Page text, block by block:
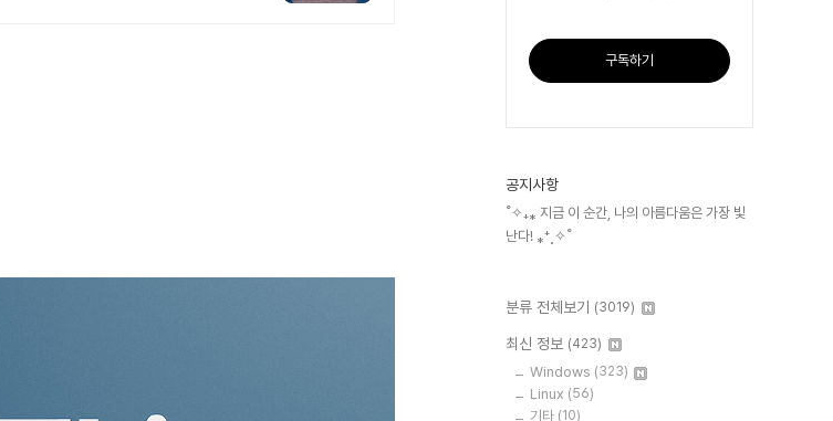
구독하기
공지사항
˚✧₊⁎ 지금 이 순간, 나의 아름다움은 가장 빛
난다! ⁎⁺˳✧˚
분류 전체보기 (3019)
최신 정보 (423)
Windows (323)
Linux (56)
기타 (10)